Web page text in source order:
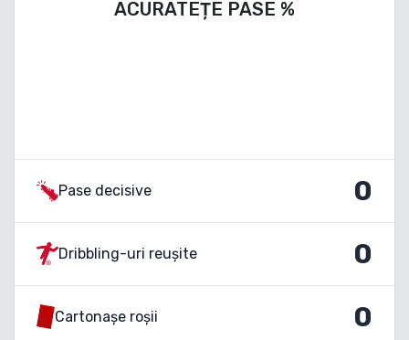
ACURATEȚE PASE %
Pase decisive 0
Dribbling-uri reușite 0
Cartonașe roșii 0